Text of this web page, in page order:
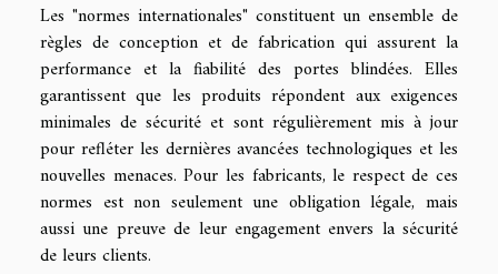
Les "normes internationales" constituent un ensemble de
règles de conception et de fabrication qui assurent la
performance et la fiabilité des portes blindées. Elles
garantissent que les produits répondent aux exigences
minimales de sécurité et sont régulièrement mis à jour
pour refléter les dernières avancées technologiques et les
nouvelles menaces. Pour les fabricants, le respect de ces
normes est non seulement une obligation légale, mais
aussi une preuve de leur engagement envers la sécurité
de leurs clients.